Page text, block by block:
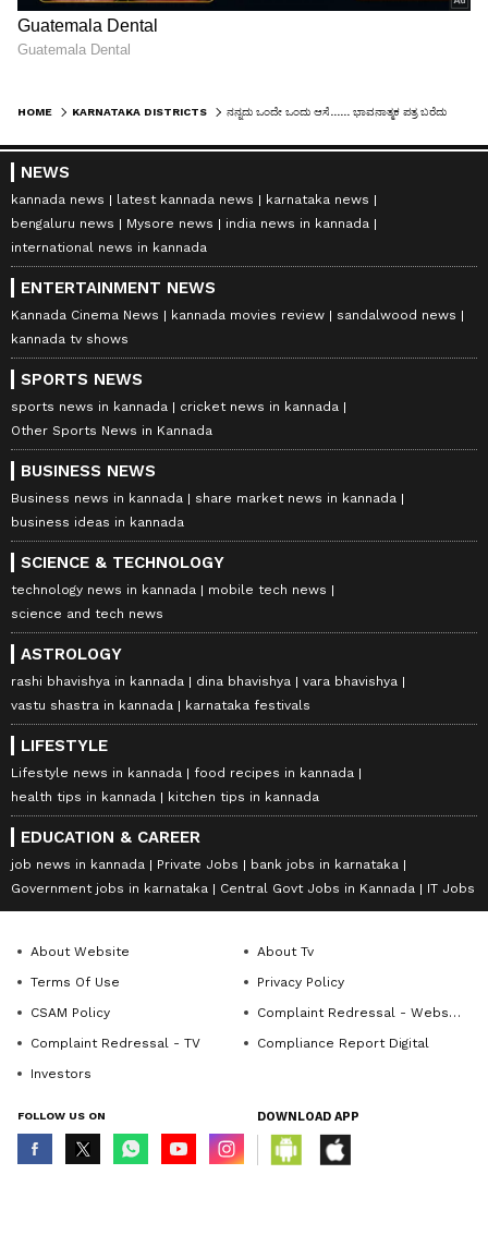
HOME KARNATAKA DISTRICTS
NEWS
kannada news latest kannada news
karnataka news
bengaluru news
Mysore news
india news in kannada
international news in kannada
ENTERTAINMENT NEWS
Kannada Cinema News kannada movies review
sandalwood news
kannada tv shows
SPORTS NEWS
sports news in kannada
cricket news in kannada
Other Sports News in Kannada
BUSINESS NEWS
Business news in kannada
share market news in kannada
business ideas in kannada
SCIENCE & TECHNOLOGY
technology news in kannada
mobile tech news
science and tech news
ASTROLOGY
rashi bhavishya in kannada dina bhavishya
vara bhavishya
vastu shastra in kannada
karnataka festivals
LIFESTYLE
Lifestyle news in kannada
food recipes in kannada
health tips in kannada
kitchen tips in kannada
EDUCATION & CAREER
job news in kannada Private Jobs
bank jobs in karnataka
Government jobs in karnataka
Central Govt Jobs in Kannada IT Jobs
About Website
About Tv
Terms Of Use
Privacy Policy
CSAM Policy
Complaint Redressal - Website
Complaint Redressal - TV
Compliance Report Digital
Investors
FOLLOW US ON DOWNLOAD APP